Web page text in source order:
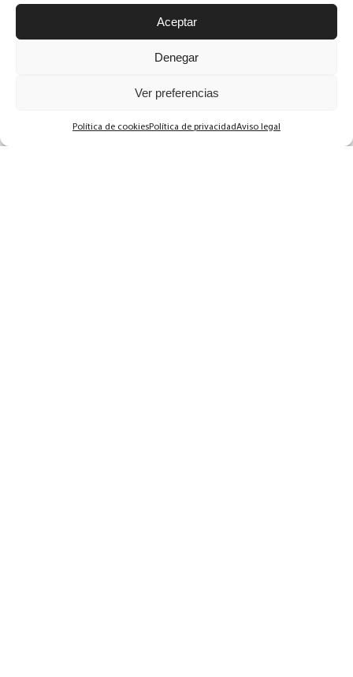
Aceptar
Denegar
Ver preferencias
Política de cookiesPolítica de privacidadAviso legal
21.10.2020